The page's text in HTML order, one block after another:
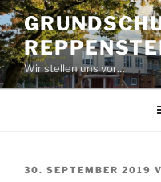
Zum
Inhalt
springen
Wir stellen uns vor…
VERÖFFENTLICHT
30. SEPTEMBER 2019